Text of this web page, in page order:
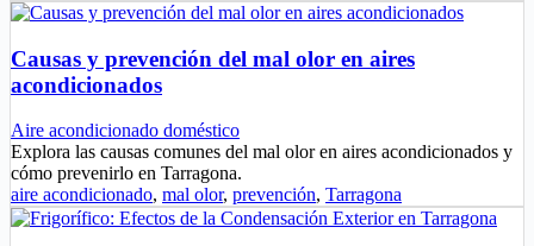
Causas y prevención del mal olor en aires
acondicionados
Aire acondicionado doméstico
Explora las causas comunes del mal olor en aires acondicionados y
cómo prevenirlo en Tarragona.
aire acondicionado, mal olor, prevención, Tarragona